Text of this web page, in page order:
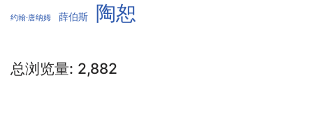
约翰·唐纳姆 薛伯斯 陶恕
总浏览量: 2,882